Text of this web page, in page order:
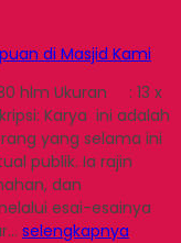
di Masjid Kami
hlm Ukuran : 13 x
Karya ini adalah
yang selama ini
publik. Ia rajin
dan
esai-esainya
selengkapnya